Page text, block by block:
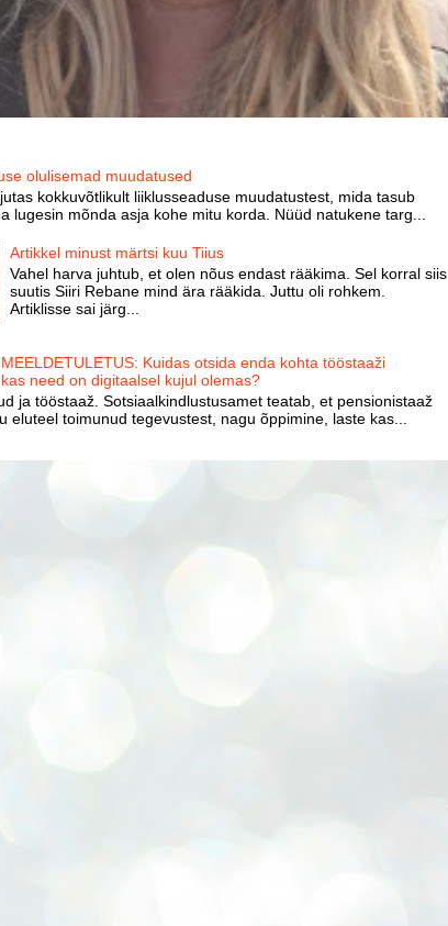
olulisemad muudatused
kokkuvõtlikult liiklusseaduse muudatustest, mida tasub
lugesin mõnda asja kohe mitu korda. Nüüd natukene targ...
Artikkel minust märtsi kuu Tiius
Vahel harva juhtub, et olen nõus endast rääkima. Sel korral siis
suutis Siiri Rebane mind ära rääkida. Juttu oli rohkem.
Artiklisse sai järg...
Kuidas otsida enda kohta tööstaaži
need on digitaalsel kujul olemas?
ja tööstaaž. Sotsiaalkindlustusamet teatab, et pensionistaaž
eluteel toimunud tegevustest, nagu õppimine, laste kas...